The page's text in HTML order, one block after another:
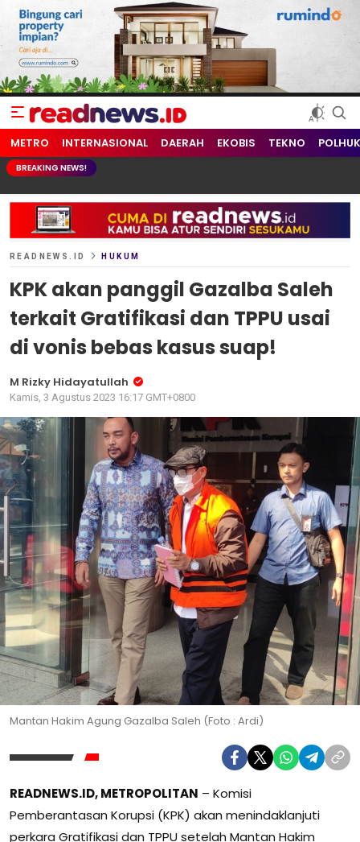
readnews.id
Berita Terkini, Update Terbaru Hari ini dari Indonesia dan Dunia
METRO INTERNASIONAL DAERAH EKOBIS TEKNO
BREAKING NEWS!
READNEWS.ID HUKUM
KPK akan panggil Gazalba Saleh
terkait Gratifikasi dan TPPU usai
di vonis bebas kasus suap!
M Rizky Hidayatullah
Kamis, 3 Agustus 2023 16:17 GMT+0800
Mantan Hakim Agung Gazalba Saleh (Foto : Ardi)
READNEWS.ID, METROPOLITAN – Komisi
Pemberantasan Korupsi (KPK) akan menindaklanjuti
perkara Gratifikasi dan TPPU setelah Mantan Hakim